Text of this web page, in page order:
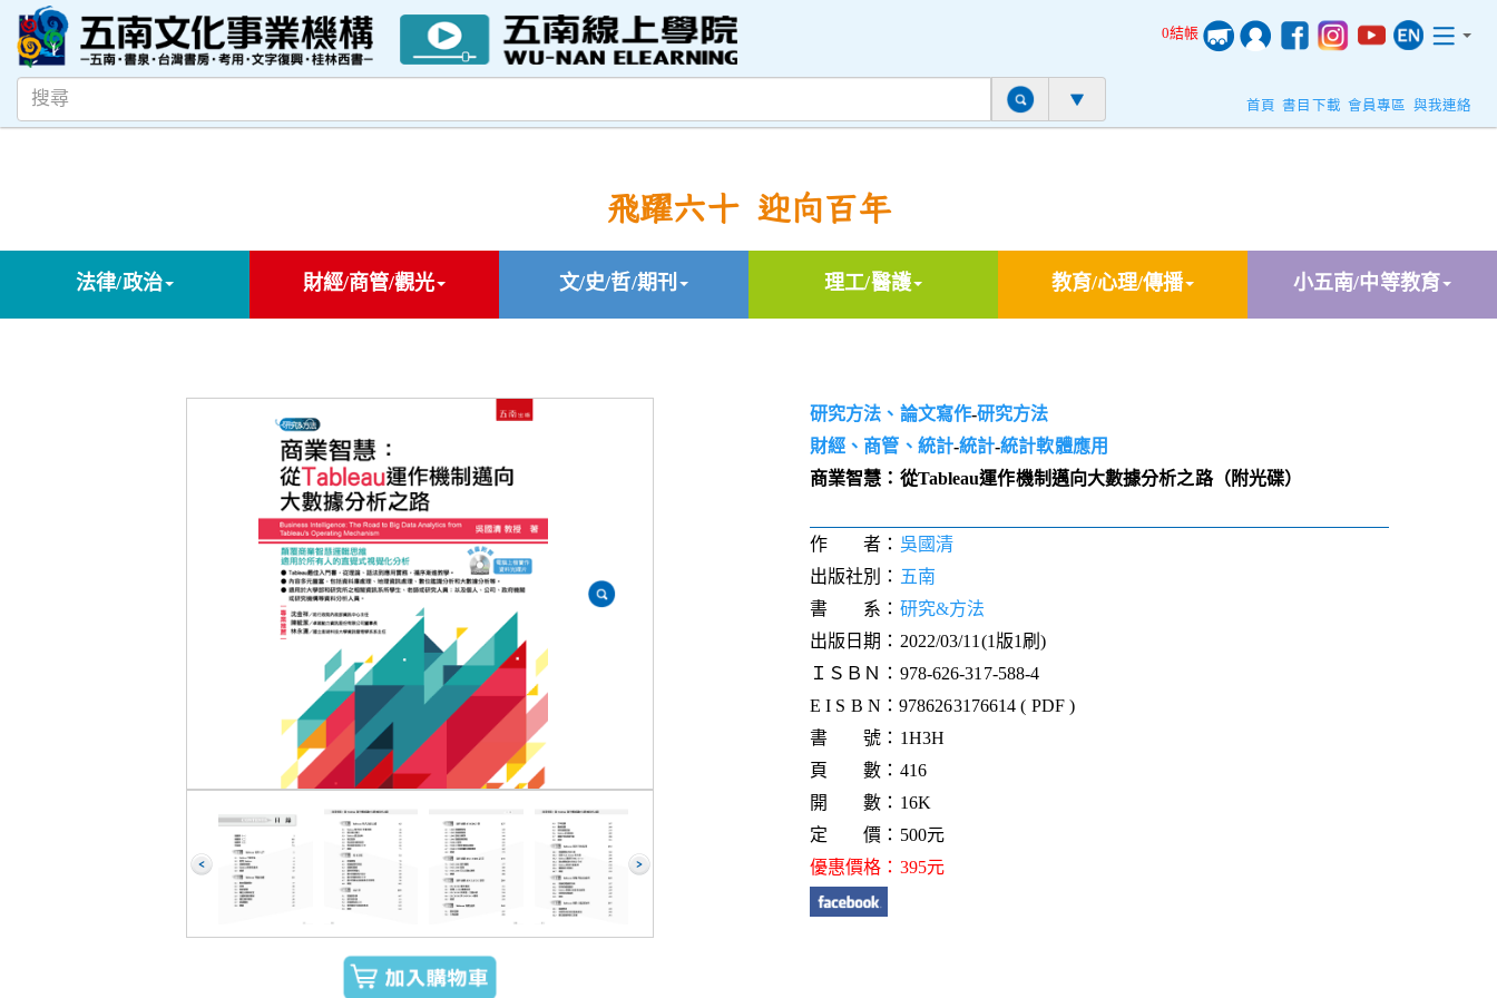
0結帳
首頁 書目下載 會員專區 與我連絡
飛躍六十 迎向百年
法律/政治 財經/商管/觀光 文/史/哲/期刊 理工/醫護 教育/心理/傳播 小五南/中等教育
研究方法、論文寫作-研究方法
財經、商管、統計-統計-統計軟體應用
商業智慧：從Tableau運作機制邁向大數據分析之路（附光碟）
作 者： 吳國清
出版社別： 五南
書 系： 研究&方法
出版日期：2022/03/11(1版1刷)
ＩＳＢＮ：978-626-317-588-4
E I S B N：9786263176614 ( PDF )
書 號：1H3H
頁 數：416
開 數：16K
定 價：500元
優惠價格：395元